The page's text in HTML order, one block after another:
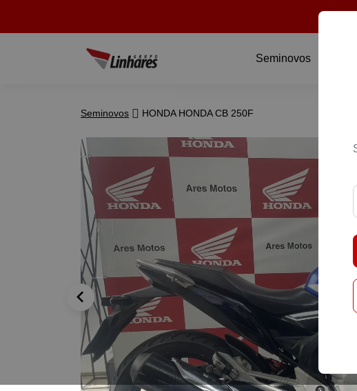
Seminovos
Seminovos HONDA HONDA CB 250F